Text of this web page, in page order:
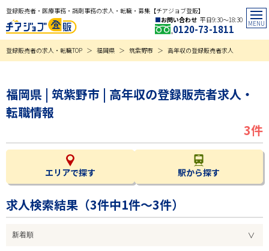
登録販売者・医療事務・調剤事務の求人・転職・募集【チアジョブ登販】
お問い合わせ 平日9:30〜18:30
0120-73-1811
登録販売者の求人・転職TOP 福岡県 筑紫野市 高年収の登録販売者求人
福岡県 | 筑紫野市 | 高年収の登録販売者求人・
転職情報
3件
エリアで探す 駅から探す
求人検索結果（3件中1件～3件）